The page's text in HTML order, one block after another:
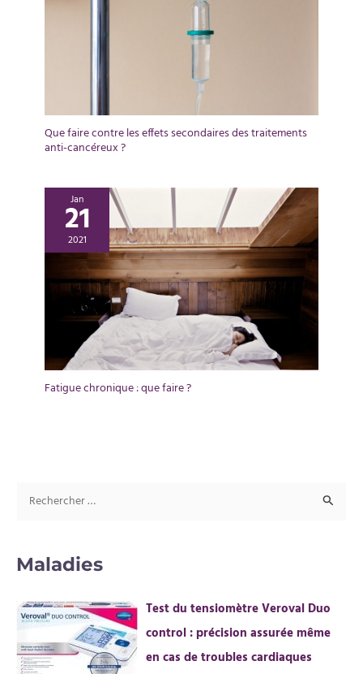
Que faire contre les effets secondaires des traitements
anti-cancéreux ?
Jan
21
2021
Fatigue chronique : que faire ?
h
r
c
h
Maladies
Test du tensiomètre Veroval Duo
control : précision assurée même
en cas de troubles cardiaques